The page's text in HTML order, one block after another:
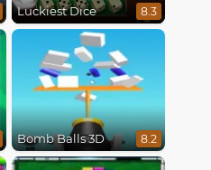
Luckiest Dice 8.3
Bomb Balls 3D 8.2